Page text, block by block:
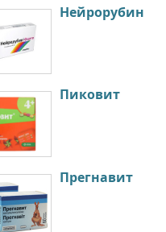
Нейрорубин
Пиковит
Прегнавит